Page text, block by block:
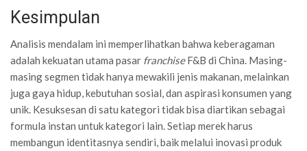
Kesimpulan
Analisis mendalam ini memperlihatkan bahwa keberagaman
adalah kekuatan utama pasar franchiseF&B di China. Masing-
masing segmen tidak hanya mewakili jenis makanan, melainkan
juga gaya hidup, kebutuhan sosial, dan aspirasi konsumen yang
unik. Kesuksesan di satu kategori tidak bisa diartikan sebagai
formula instan untuk kategori lain. Setiap merek harus
membangun identitasnya sendiri, baik melalui inovasi produk